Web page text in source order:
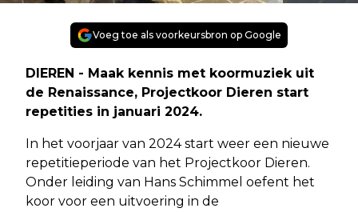
Voeg toe als voorkeursbron op Google
DIEREN - Maak kennis met koormuziek uit
de Renaissance, Projectkoor Dieren start
repetities in januari 2024.
In het voorjaar van 2024 start weer een nieuwe
repetitieperiode van het Projectkoor Dieren.
Onder leiding van Hans Schimmel oefent het
koor voor een uitvoering in de